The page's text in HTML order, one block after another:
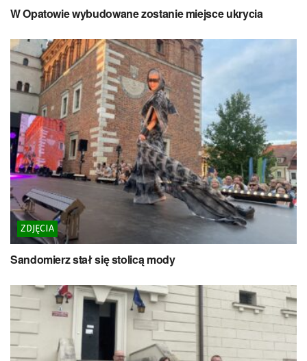
W Opatowie wybudowane zostanie miejsce ukrycia
ZDJĘCIA
Sandomierz stał się stolicą mody